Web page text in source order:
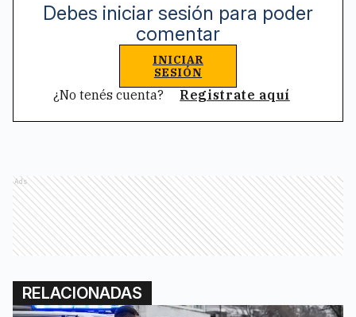
Debes iniciar sesión para poder
comentar
INICIAR
SESIÓN
¿No tenés cuenta? Registrate aquí
Ads
RELACIONADAS